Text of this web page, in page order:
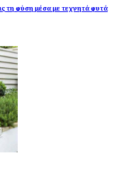
τη φύση μέσα με τεχνητά φυτά